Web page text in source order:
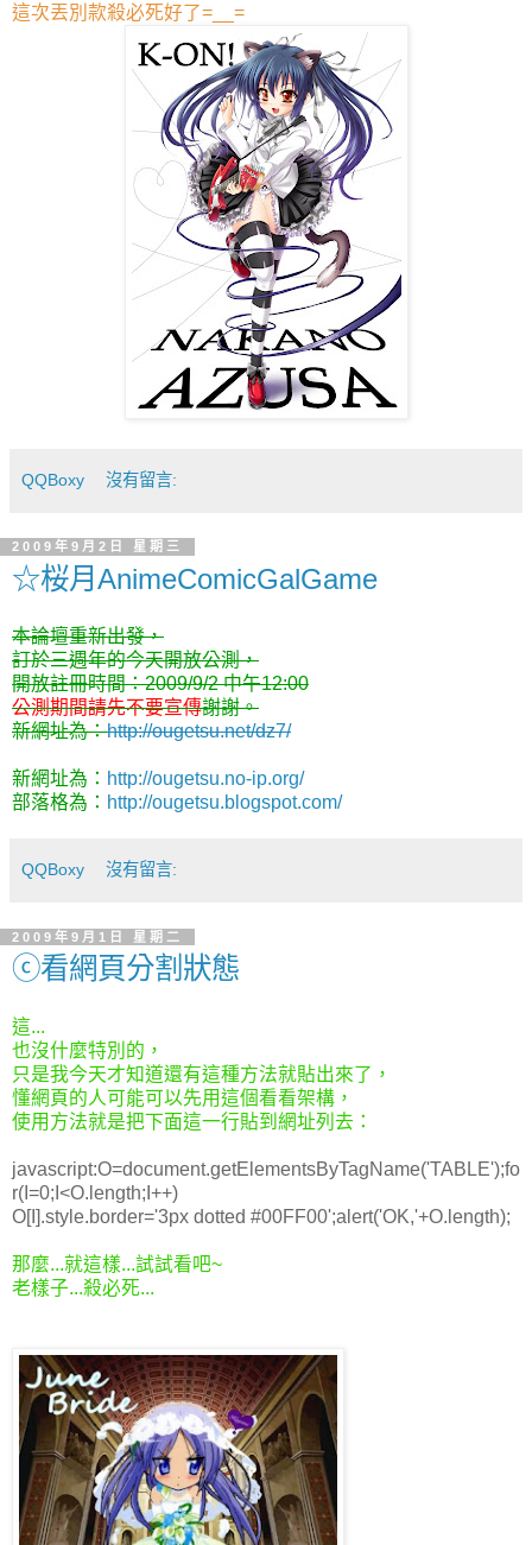
這次丟別款殺必死好了=__=
QQBoxy 沒有留言:
2009年9月2日 星期三
☆桜月AnimeComicGalGame
本論壇重新出發，
訂於三週年的今天開放公測，
開放註冊時間：2009/9/2 中午12:00
公測期間請先不要宣傳謝謝。
新網址為：http://ougetsu.net/dz7/
新網址為： http://ougetsu.no-ip.org/
部落格為： http://ougetsu.blogspot.com/
QQBoxy 沒有留言:
2009年9月1日 星期二
ⓒ看網頁分割狀態
這...
也沒什麼特別的，
只是我今天才知道還有這種方法就貼出來了，
懂網頁的人可能可以先用這個看看架構，
使用方法就是把下面這一行貼到網址列去：
javascript:O=document.getElementsByTagName('TABLE');fo
r(I=0;I<O.length;I++)
O[I].style.border='3px dotted #00FF00';alert('OK,'+O.length);
那麼...就這樣...試試看吧~
老樣子...殺必死...